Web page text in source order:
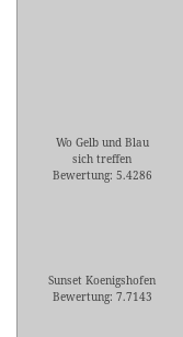
Wo Gelb und Blau
sich treffen
Bewertung: 5.4286
Sunset Koenigshofen
Bewertung: 7.7143